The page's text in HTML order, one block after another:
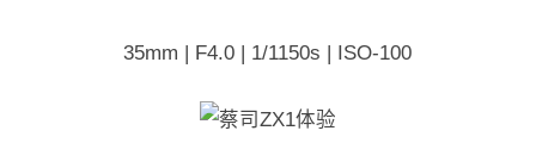
35mm | F4.0 | 1/1150s | ISO-100